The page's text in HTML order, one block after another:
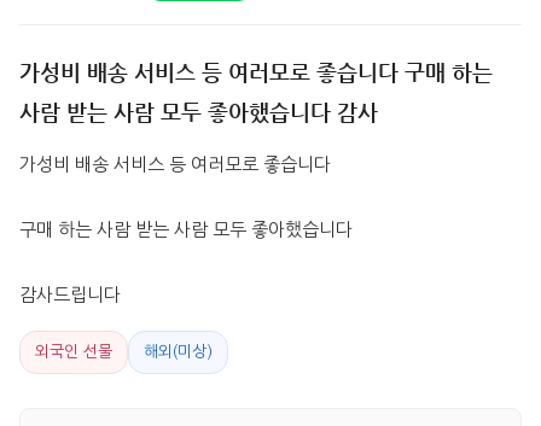
가성비 배송 서비스 등 여러모로 좋습니다 구매 하는
사람 받는 사람 모두 좋아했습니다 감사
가성비 배송 서비스 등 여러모로 좋습니다
구매 하는 사람 받는 사람 모두 좋아했습니다
감사드립니다
외국인 선물 해외(미상)